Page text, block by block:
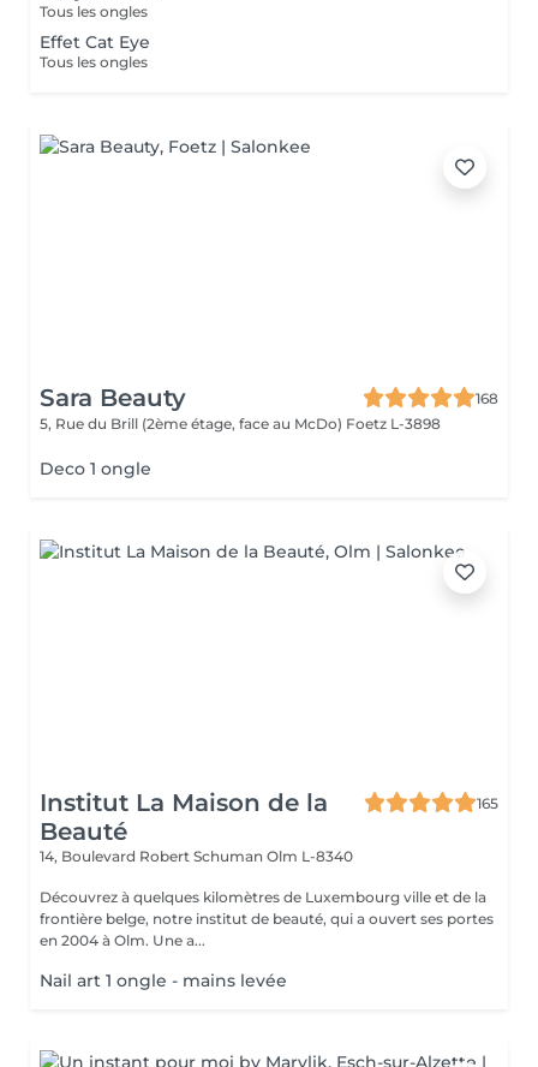
Tous les ongles
Effet Cat Eye
Tous les ongles
Sara Beauty
168
5, Rue du Brill (2ème étage, face au McDo) Foetz L-3898
Deco 1 ongle
Institut La Maison de la
Beauté
165
14, Boulevard Robert Schuman Olm L-8340
Découvrez à quelques kilomètres de Luxembourg ville et de la
frontière belge, notre institut de beauté, qui a ouvert ses portes
en 2004 à Olm. Une a...
Nail art 1 ongle - mains levée